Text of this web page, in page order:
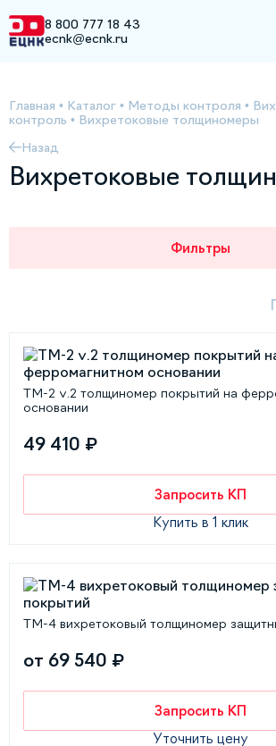
8 800 777 18 43
ecnk@ecnk.ru
Главная • Каталог • Методы контроля •
контроль • Вихретоковые толщиномеры
Назад
Вихретоковые
Фильтры
ТМ-2 v.2 толщиномер покрытий на
основании
49 410 ₽
Запросить КП
Купить в 1 клик
ТМ-4 вихретоковый толщиномер
от 69 540 ₽
Запросить КП
Уточнить цену